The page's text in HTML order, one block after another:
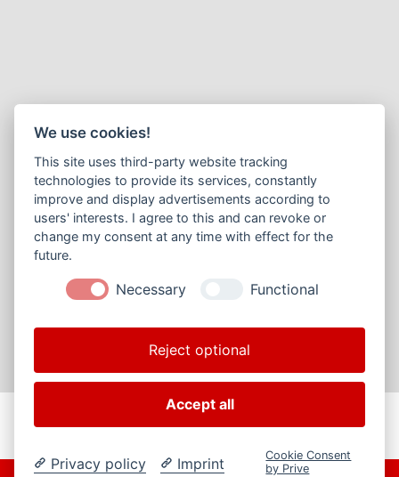
We use cookies!
This site uses third-party website tracking
technologies to provide its services, constantly
improve and display advertisements according to
users' interests. I agree to this and can revoke or
change my consent at any time with effect for the
future.
Necessary Functional
Reject optional
Accept all
Privacy policy Imprint
Cookie Consent
by Prive